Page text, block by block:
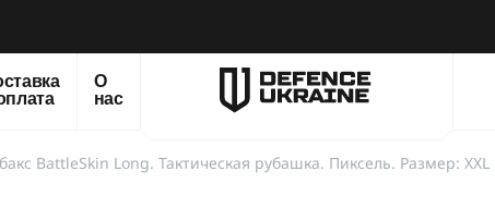
О
нас
BattleSkin Long. Тактическая рубашка. Пиксель. Размер: XXL